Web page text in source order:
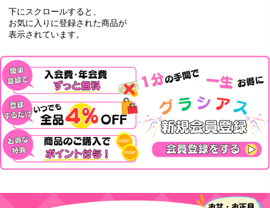
下にスクロールすると、
お気に入りに登録された商品が
表示されています。